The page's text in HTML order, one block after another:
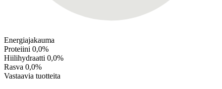
Energiajakauma
Proteiini 0,0%
Hiilihydraatti 0,0%
Rasva 0,0%
Vastaavia tuotteita